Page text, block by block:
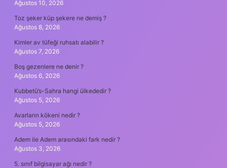
Ağustos 10, 2026
Toz şeker küp şekere ne demiş ?
Ağustos 8, 2026
Kimler av tüfeği ruhsatı alabilir ?
Ağustos 7, 2026
Boş gezenlere ne denir ?
Ağustos 6, 2026
Kubbetü’s-Sahra hangi ülkededir ?
Ağustos 5, 2026
Avarların kökeni nedir ?
Ağustos 5, 2026
Adem ile Adem arasındaki fark nedir ?
Ağustos 3, 2026
5. sınıf bilgisayar ağı nedir ?